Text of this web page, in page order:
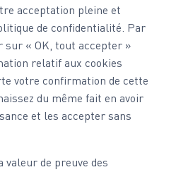
acceptation pleine et
de confidentialité. Par
« OK, tout accepter »
relatif aux cookies
votre confirmation de cette
du même fait en avoir
et les accepter sans
de preuve des